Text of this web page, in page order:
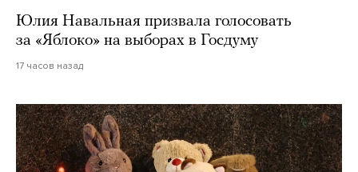
Юлия Навальная призвала голосовать
за «Яблоко» на выборах в Госдуму
17 часов назад